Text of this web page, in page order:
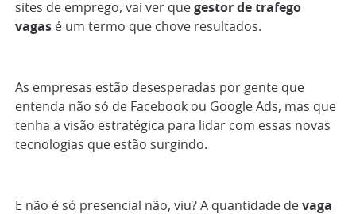
sites de emprego, vai ver que gestor de trafego
vagas é um termo que chove resultados.
As empresas estão desesperadas por gente que
entenda não só de Facebook ou Google Ads, mas que
tenha a visão estratégica para lidar com essas novas
tecnologias que estão surgindo.
E não é só presencial não, viu? A quantidade de vaga